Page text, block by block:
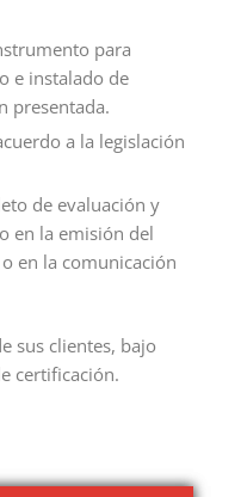
para
e instalado de
presentada.
a la legislación
de evaluación y
en la emisión del
en la comunicación
sus clientes, bajo
certificación.